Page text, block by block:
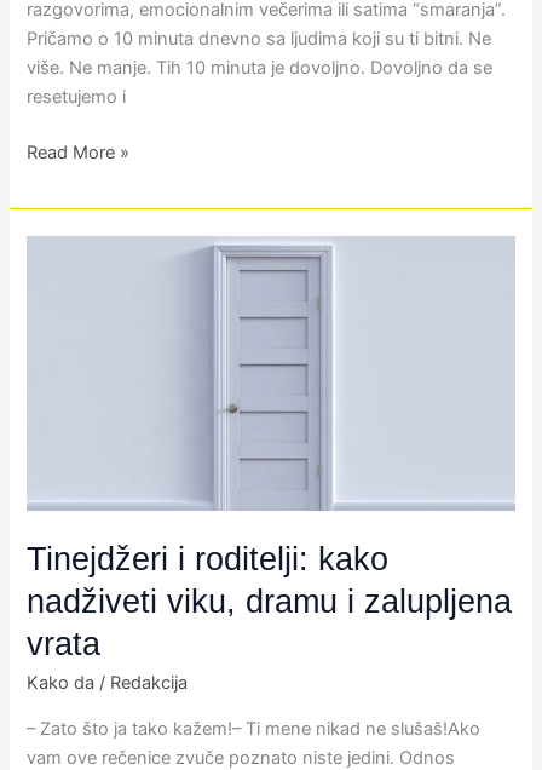
razgovorima, emocionalnim večerima ili satima “smaranja”.
Pričamo o 10 minuta dnevno sa ljudima koji su ti bitni. Ne
više. Ne manje. Tih 10 minuta je dovoljno. Dovoljno da se
resetujemo i
Read More »
Tinejdžeri i roditelji: kako
nadživeti viku, dramu i zalupljena
vrata
Kako da / Redakcija
– Zato što ja tako kažem!– Ti mene nikad ne slušaš!Ako
vam ove rečenice zvuče poznato niste jedini. Odnos
vrata